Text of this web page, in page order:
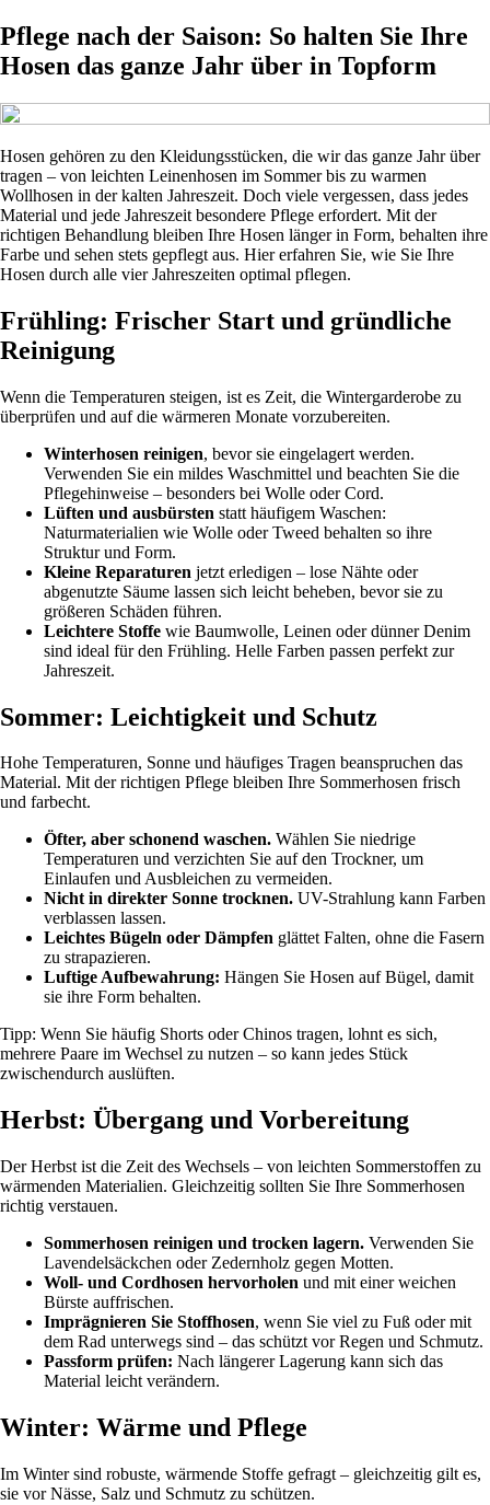
Pflege nach der Saison: So halten Sie Ihre
Hosen das ganze Jahr über in Topform
Hosen gehören zu den Kleidungsstücken, die wir das ganze Jahr über
tragen – von leichten Leinenhosen im Sommer bis zu warmen
Wollhosen in der kalten Jahreszeit. Doch viele vergessen, dass jedes
Material und jede Jahreszeit besondere Pflege erfordert. Mit der
richtigen Behandlung bleiben Ihre Hosen länger in Form, behalten ihre
Farbe und sehen stets gepflegt aus. Hier erfahren Sie, wie Sie Ihre
Hosen durch alle vier Jahreszeiten optimal pflegen.
Frühling: Frischer Start und gründliche
Reinigung
Wenn die Temperaturen steigen, ist es Zeit, die Wintergarderobe zu
überprüfen und auf die wärmeren Monate vorzubereiten.
Winterhosen reinigen, bevor sie eingelagert werden.
Verwenden Sie ein mildes Waschmittel und beachten Sie die
Pflegehinweise – besonders bei Wolle oder Cord.
Lüften und ausbürsten statt häufigem Waschen:
Naturmaterialien wie Wolle oder Tweed behalten so ihre
Struktur und Form.
Kleine Reparaturen jetzt erledigen – lose Nähte oder
abgenutzte Säume lassen sich leicht beheben, bevor sie zu
größeren Schäden führen.
Leichtere Stoffe wie Baumwolle, Leinen oder dünner Denim
sind ideal für den Frühling. Helle Farben passen perfekt zur
Jahreszeit.
Sommer: Leichtigkeit und Schutz
Hohe Temperaturen, Sonne und häufiges Tragen beanspruchen das
Material. Mit der richtigen Pflege bleiben Ihre Sommerhosen frisch
und farbecht.
Öfter, aber schonend waschen. Wählen Sie niedrige
Temperaturen und verzichten Sie auf den Trockner, um
Einlaufen und Ausbleichen zu vermeiden.
Nicht in direkter Sonne trocknen. UV-Strahlung kann Farben
verblassen lassen.
Leichtes Bügeln oder Dämpfen glättet Falten, ohne die Fasern
zu strapazieren.
Luftige Aufbewahrung: Hängen Sie Hosen auf Bügel, damit
sie ihre Form behalten.
Tipp: Wenn Sie häufig Shorts oder Chinos tragen, lohnt es sich,
mehrere Paare im Wechsel zu nutzen – so kann jedes Stück
zwischendurch auslüften.
Herbst: Übergang und Vorbereitung
Der Herbst ist die Zeit des Wechsels – von leichten Sommerstoffen zu
wärmenden Materialien. Gleichzeitig sollten Sie Ihre Sommerhosen
richtig verstauen.
Sommerhosen reinigen und trocken lagern. Verwenden Sie
Lavendelsäckchen oder Zedernholz gegen Motten.
Woll- und Cordhosen hervorholen und mit einer weichen
Bürste auffrischen.
Imprägnieren Sie Stoffhosen, wenn Sie viel zu Fuß oder mit
dem Rad unterwegs sind – das schützt vor Regen und Schmutz.
Passform prüfen: Nach längerer Lagerung kann sich das
Material leicht verändern.
Winter: Wärme und Pflege
Im Winter sind robuste, wärmende Stoffe gefragt – gleichzeitig gilt es,
sie vor Nässe, Salz und Schmutz zu schützen.